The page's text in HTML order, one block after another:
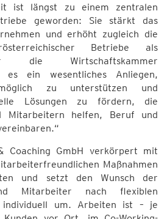
ist längst zu einem zentralen
geworden: Sie stärkt das
und erhöht zugleich die
Betriebe als
die Wirtschaftskammer
es ein wesentliches Anliegen,
zu unterstützen und
Lösungen zu fördern, die
Mitarbeitern helfen, Beruf und
Coaching GmbH verkörpert mit
Maßnahmen
und setzt den Wunsch der
Mitarbeiter nach flexiblen
individuell um. Arbeiten ist – je